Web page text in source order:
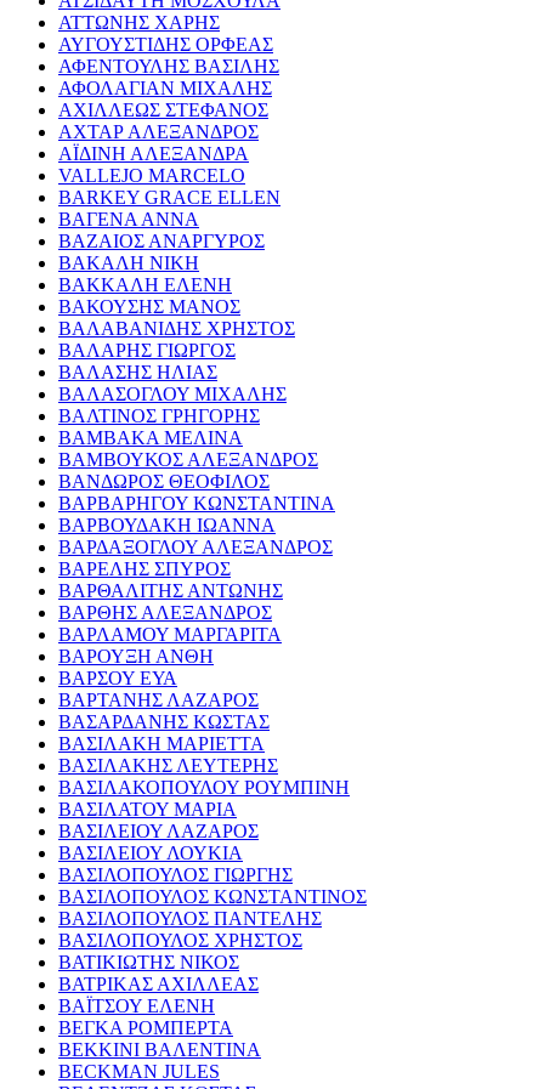
ΑΤΤΩΝΗΣ ΧΑΡΗΣ
ΑΥΓΟΥΣΤΙΔΗΣ ΟΡΦΕΑΣ
ΑΦΕΝΤΟΥΛΗΣ ΒΑΣΙΛΗΣ
ΑΦΟΛΑΓΙΑΝ ΜΙΧΑΛΗΣ
ΑΧΙΛΛΕΩΣ ΣΤΕΦΑΝΟΣ
ΑΧΤΑΡ ΑΛΕΞΑΝΔΡΟΣ
ΑΪΔΙΝΗ ΑΛΕΞΑΝΔΡΑ
VALLEJO MARCELO
BARKEY GRACE ELLEN
ΒΑΓΕΝΑ ΑΝΝΑ
ΒΑΖΑΙΟΣ ΑΝΑΡΓΥΡΟΣ
ΒΑΚΑΛΗ ΝΙΚΗ
ΒΑΚΚΑΛΗ ΕΛΕΝΗ
ΒΑΚΟΥΣΗΣ ΜΑΝΟΣ
ΒΑΛΑΒΑΝΙΔΗΣ ΧΡΗΣΤΟΣ
ΒΑΛΑΡΗΣ ΓΙΩΡΓΟΣ
ΒΑΛΑΣΗΣ ΗΛΙΑΣ
ΒΑΛΑΣΟΓΛΟΥ ΜΙΧΑΛΗΣ
ΒΑΛΤΙΝΟΣ ΓΡΗΓΟΡΗΣ
ΒΑΜΒΑΚΑ ΜΕΛΙΝΑ
ΒΑΜΒΟΥΚΟΣ ΑΛΕΞΑΝΔΡΟΣ
ΒΑΝΔΩΡΟΣ ΘΕΟΦΙΛΟΣ
ΒΑΡΒΑΡΗΓΟΥ ΚΩΝΣΤΑΝΤΙΝΑ
ΒΑΡΒΟΥΔΑΚΗ ΙΩΑΝΝΑ
ΒΑΡΔΑΞΟΓΛΟΥ ΑΛΕΞΑΝΔΡΟΣ
ΒΑΡΕΛΗΣ ΣΠΥΡΟΣ
ΒΑΡΘΑΛΙΤΗΣ ΑΝΤΩΝΗΣ
ΒΑΡΘΗΣ ΑΛΕΞΑΝΔΡΟΣ
ΒΑΡΛΑΜΟΥ ΜΑΡΓΑΡΙΤΑ
ΒΑΡΟΥΞΗ ΑΝΘΗ
ΒΑΡΣΟΥ ΕΥΑ
ΒΑΡΤΑΝΗΣ ΛΑΖΑΡΟΣ
ΒΑΣΑΡΔΑΝΗΣ ΚΩΣΤΑΣ
ΒΑΣΙΛΑΚΗ ΜΑΡΙΕΤΤΑ
ΒΑΣΙΛΑΚΗΣ ΛΕΥΤΕΡΗΣ
ΒΑΣΙΛΑΚΟΠΟΥΛΟΥ ΡΟΥΜΠΙΝΗ
ΒΑΣΙΛΑΤΟΥ ΜΑΡΙΑ
ΒΑΣΙΛΕΙΟΥ ΛΑΖΑΡΟΣ
ΒΑΣΙΛΕΙΟΥ ΛΟΥΚΙΑ
ΒΑΣΙΛΟΠΟΥΛΟΣ ΓΙΩΡΓΗΣ
ΒΑΣΙΛΟΠΟΥΛΟΣ ΚΩΝΣΤΑΝΤΙΝΟΣ
ΒΑΣΙΛΟΠΟΥΛΟΣ ΠΑΝΤΕΛΗΣ
ΒΑΣΙΛΟΠΟΥΛΟΣ ΧΡΗΣΤΟΣ
ΒΑΤΙΚΙΩΤΗΣ ΝΙΚΟΣ
ΒΑΤΡΙΚΑΣ ΑΧΙΛΛΕΑΣ
ΒΑΪΤΣΟΥ ΕΛΕΝΗ
ΒΕΓΚΑ ΡΟΜΠΕΡΤΑ
ΒΕΚΚΙΝΙ ΒΑΛΕΝΤΙΝΑ
BECKMAN JULES